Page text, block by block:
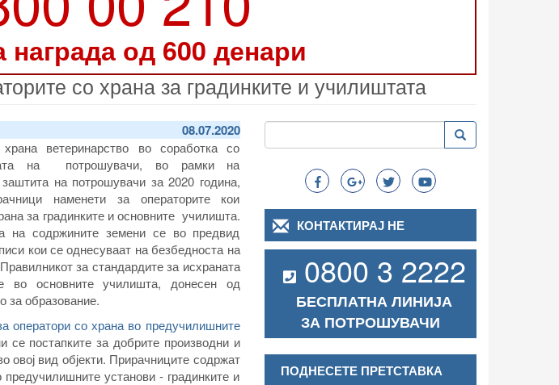
награда од 600 денари
со храна за градинките и училиштата
08.07.2020
храна ветеринарство во соработка со
на потрошувачи, во рамки на
на потрошувачи за 2020 година,
наменети за операторите кои
за градинките и основните училишта.
на содржините земени се во предвид
кои се однесуваат на безбедноста на
за стандардите за исхраната
во основните училишта, донесен од
за образование.
оператори со храна во предучилишните
се постапките за добрите производни и
овој вид објекти. Прирачниците содржат
установи - градинките и
Search
Пребарување Пребарување
КОНТАКТИРАЈ НЕ
0800 3 2222
БЕСПЛАТНА ЛИНИЈА
ЗА ПОТРОШУВАЧИ
ПОДНЕСЕТЕ ПРЕТСТАВКА